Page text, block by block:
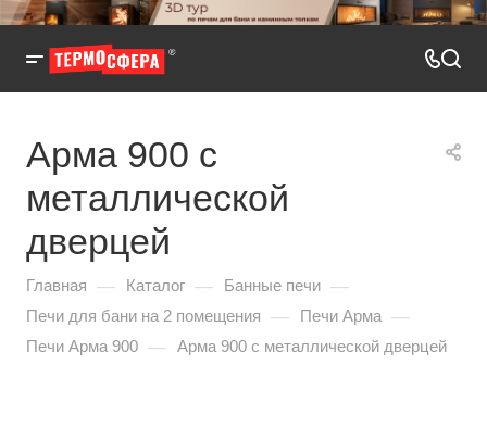
Арма 900 с
металлической
дверцей
Главная — Каталог — Банные печи —
Печи для бани на 2 помещения — Печи Арма —
Печи Арма 900 — Арма 900 с металлической дверцей